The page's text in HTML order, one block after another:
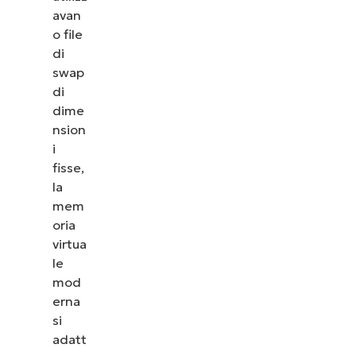
avan
o file
di
swap
di
dime
nsion
i
fisse,
la
mem
oria
virtua
le
mod
erna
si
adatt